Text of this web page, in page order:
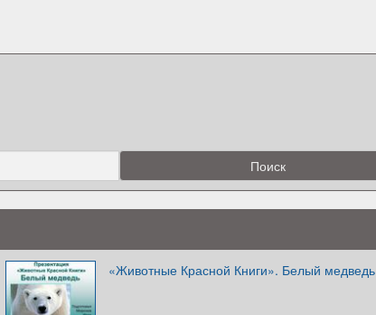
«Животные Красной Книги». Белый медведь